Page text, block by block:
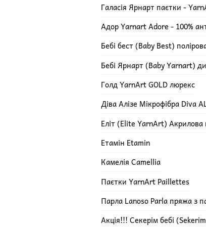
Галасія Ярнарт паєтки -
Адор Yarnart Adore - 100%
Бебі бест (Baby Best)
Бебі Ярнарт (Baby Yarnart)
Голд YarnArt GOLD люрекс
Діва Алізе Мікрофібра Diva
Еліт (Elite YarnArt)
Етамін Etamin
Камелія Camellia
Паєтки YarnArt Paillettes
Парла Lanoso Parla пряжа з
Акція!!! Секерім бебі